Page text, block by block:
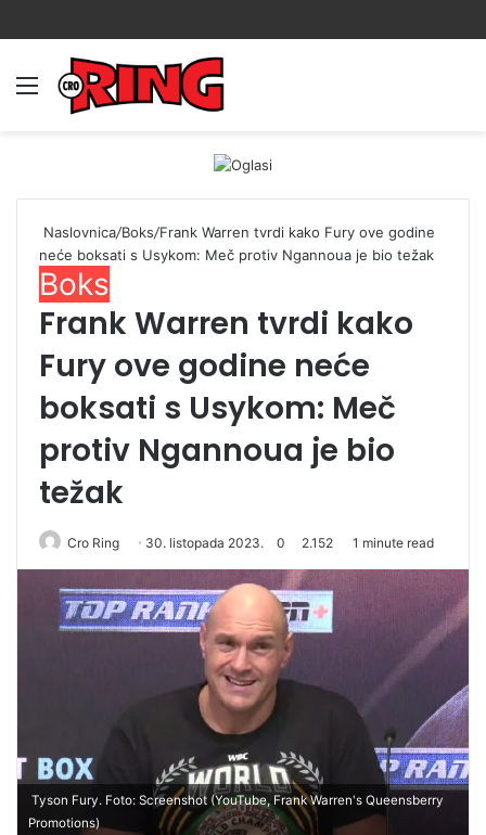
Menu
Naslovnica/Boks/Frank Warren tvrdi kako Fury ove godine
neće boksati s Usykom: Meč protiv Ngannoua je bio težak
Boks
Frank Warren tvrdi kako
Fury ove godine neće
boksati s Usykom: Meč
protiv Ngannoua je bio
težak
Cro Ring 30. listopada 2023. 0 2.152 1 minute read
Tyson Fury. Foto: Screenshot (YouTube, Frank Warren's Queensberry
Promotions)